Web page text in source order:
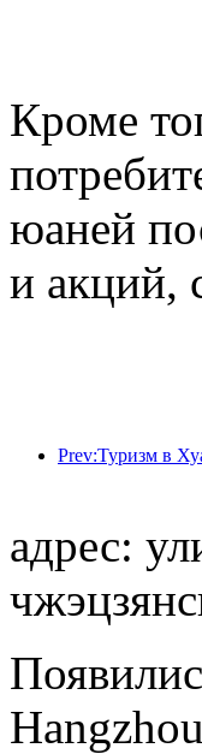
Кроме
юаней
и акций,
адрес: